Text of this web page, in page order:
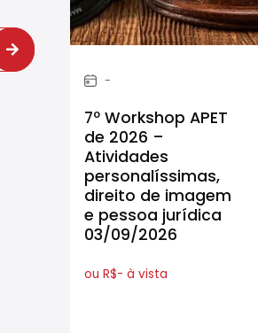
-
7º Workshop APET
de 2026 –
Atividades
personalíssimas,
direito de imagem
e pessoa jurídica
03/09/2026
ou R$- à vista